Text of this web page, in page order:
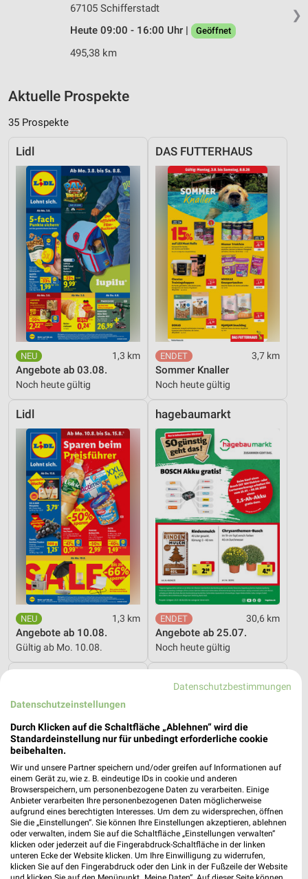
❯
67105 Schifferstadt
Heute 09:00 - 16:00 Uhr |
Geöffnet
495,38 km
Aktuelle Prospekte
35 Prospekte
Lidl
1,3 km
Angebote ab 03.08.
Noch heute gültig
DAS FUTTERHAUS
3,7 km
Sommer Knaller
Noch heute gültig
Lidl
1,3 km
Angebote ab 10.08.
Gültig ab Mo. 10.08.
hagebaumarkt
30,6 km
Angebote ab 25.07.
Noch heute gültig
Datenschutzbestimmungen
Datenschutzeinstellungen
Durch Klicken auf die Schaltfläche „Ablehnen“ wird die
Standardeinstellung nur für unbedingt erforderliche cookie
beibehalten.
Wir und unsere Partner speichern und/oder greifen auf Informationen auf
einem Gerät zu, wie z. B. eindeutige IDs in cookie und anderen
Browserspeichern, um personenbezogene Daten zu verarbeiten. Einige
Anbieter verarbeiten Ihre personenbezogenen Daten möglicherweise
aufgrund eines berechtigten Interesses. Um dem zu widersprechen, öffnen
Sie die „Einstellungen“. Sie können Ihre Einstellungen akzeptieren, ablehnen
oder verwalten, indem Sie auf die Schaltfläche „Einstellungen verwalten“
klicken oder jederzeit auf die Fingerabdruck-Schaltfläche in der linken
unteren Ecke der Website klicken. Um Ihre Einwilligung zu widerrufen,
klicken Sie auf den Fingerabdruck oder den Link in der Fußzeile der Website